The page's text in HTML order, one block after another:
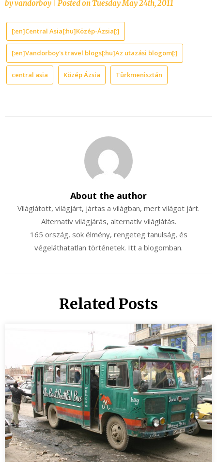
byvandorboy Posted onTuesday May 24th, 2011
[:en]Central Asia[:hu]Közép-Ázsia[:]
[:en]Vandorboy's travel blogs[:hu]Az utazási blogom[:]
central asia Közép Ázsia Türkmenisztán
About the author
Világlátott, világjárt, jártas a világban, mert világot járt.
Alternatív világjárás, alternatív világlátás.
165 ország, sok élmény, rengeteg tanulság, és
végeláthatatlan történetek. Itt a blogomban.
Related Posts